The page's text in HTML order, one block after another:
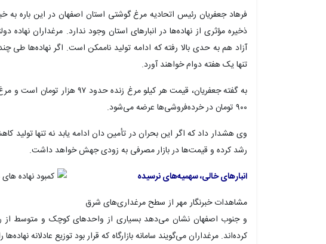
فرهاد جعفریان رئیس اتحادیه مرغ گوشتی استان اصفهان در این بارهبه
ذخیره مؤثری از نهاده‌ها در انبارهای استان وجود ندارد. مرغداران نهاده
آزاد هم به حدی بالا رفته که ادامه تولید ناممکن است. اگر نهاده‌ها طی
تنها یک هفته دوام خواهند آورد.
۹۰۰ تومان در خرده‌فروشی‌ها عرضه می‌شود.
وی هشدار داد که اگر این بحران در تأمین دان ادامه یابد نه تنها تولید
رشد کرده و قیمت‌ها در بازار مصرفی به زودی جهش خواهد داشت.
انبارهای خالی، سهمیه‌های نرسیده
مشاهدات خبرنگار مهر از سطح مرغداری‌های شرق
و جنوب اصفهان نشان می‌دهد بسیاری از واحدهای کوچک و متوسط از
کرده‌اند. مرغداران می‌گویند سامانهبازارگاه که قرار بود توزیع عادلانه